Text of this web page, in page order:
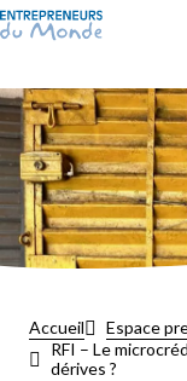
Accueil
Espace
RFI – Le
dérives ?